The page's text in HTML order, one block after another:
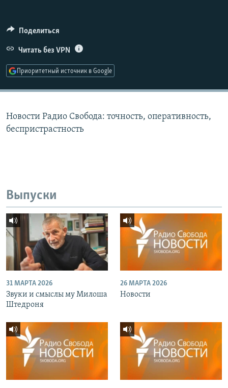
ПОДПИШИТЕСЬ НА РАССЫЛКУ
СОЦИАЛЬНЫЕ СЕТИ
Поделиться
Читать без VPN
Приоритетный источник в Google
Новости Радио Свобода: точность, оперативность,
беспристрастность
Выпуски
31 МАРТА 2026
Звуки и смыслы му Милоша
Штедроня
26 МАРТА 2026
Новости